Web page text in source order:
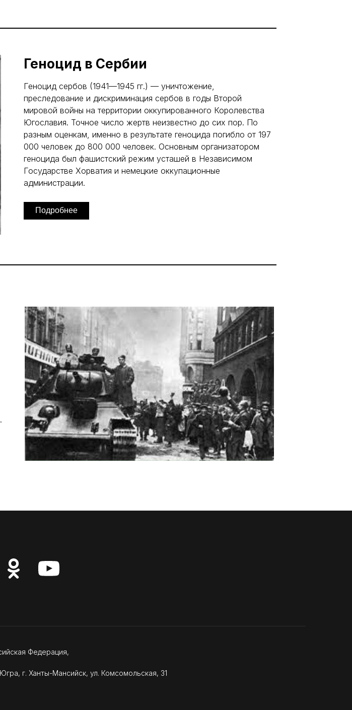
Геноцид в Сербии
Геноцид сербов (1941—1945 гг.) — уничтожение,
преследование и дискриминация сербов в годы Второй
мировой войны на территории оккупированного Королевства
Югославия. Точное число жертв неизвестно до сих пор. По
разным оценкам, именно в результате геноцида погибло от 197
000 человек до 800 000 человек. Основным организатором
геноцида был фашистский режим усташей в Независимом
Государстве Хорватия и немецкие оккупационные
администрации.
Подробнее
Федерация,
г. Ханты-Мансийск, ул. Комсомольская, 31